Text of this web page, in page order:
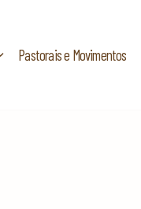
Pastorais e Movimentos